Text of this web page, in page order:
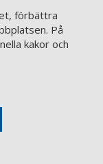
förbättra
På
kakor och